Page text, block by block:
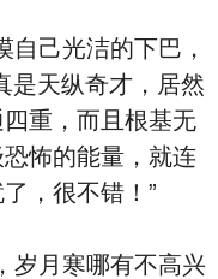
己光洁的下巴，
是天纵奇才，居然
重，而且根基无
怖的能量，就连
，很不错！”
月寒哪有不高兴